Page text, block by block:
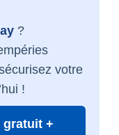
?
votre
!
gratuit +